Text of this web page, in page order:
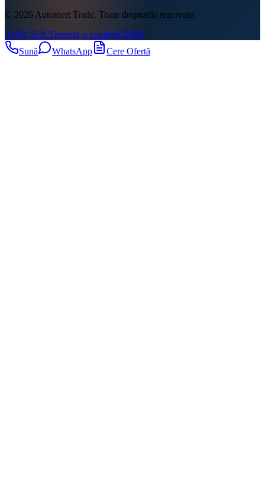
© 2026 Automert Trade. Toate drepturile rezervate.
ANPCSOLTermeni și condițiiGDPR
Sună
WhatsApp Cere Ofertă